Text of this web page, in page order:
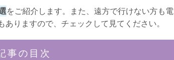
をご紹介します。また、遠方で行けない方も電
りますので、チェックして見てください。
事の目次